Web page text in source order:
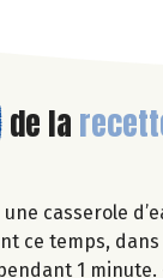
de la
une casserole
ce temps,
1